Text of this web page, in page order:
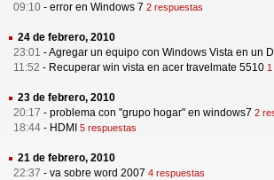
09:10 - error en Windows 7 2 respuestas
24 de febrero, 2010
23:01 -Agregar un equipo con Windows Vista en un
11:52 - Recuperar win vista en acer travelmate 5510
23 de febrero, 2010
20:17 - problema con "grupo hogar" en windows7 2
18:44 - HDMI 5 respuestas
21 de febrero, 2010
22:37 - va sobre word 2007 4 respuestas